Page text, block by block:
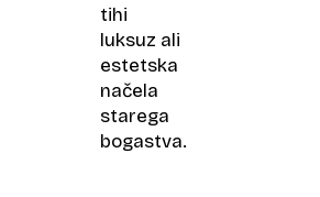
tihi
luksuz ali
estetska
načela
starega
bogastva.